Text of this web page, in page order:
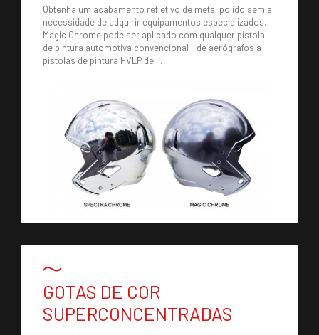
Obtenha um acabamento refletivo de metal polido sem a
necessidade de adquirir equipamentos especializados.
Magic Chrome pode ser aplicado com qualquer pistola
de pintura automotiva convencional - de aerógrafos a
pistolas de pintura HVLP de ...
GOTAS DE COR
SUPERCONCENTRADAS